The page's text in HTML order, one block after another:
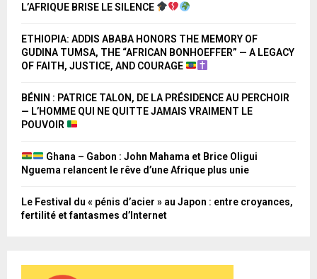
L’AFRIQUE BRISE LE SILENCE
ETHIOPIA: ADDIS ABABA HONORS THE MEMORY OF
GUDINA TUMSA, THE “AFRICAN BONHOEFFER” — A LEGACY
OF FAITH, JUSTICE, AND COURAGE
BÉNIN : PATRICE TALON, DE LA PRÉSIDENCE AU PERCHOIR
— L’HOMME QUI NE QUITTE JAMAIS VRAIMENT LE
POUVOIR
Ghana – Gabon : John Mahama et Brice Oligui
Nguema relancent le rêve d’une Afrique plus unie
Le Festival du « pénis d’acier » au Japon : entre croyances,
fertilité et fantasmes d’Internet